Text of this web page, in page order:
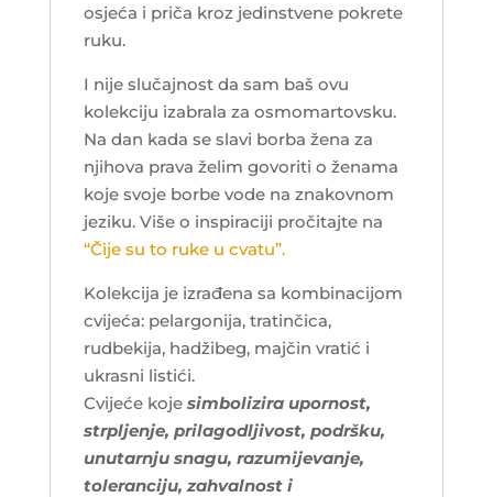
osjeća i priča kroz jedinstvene pokrete
ruku.
I nije slučajnost da sam baš ovu
kolekciju izabrala za osmomartovsku.
Na dan kada se slavi borba žena za
njihova prava želim govoriti o ženama
koje svoje borbe vode na znakovnom
jeziku. Više o inspiraciji pročitajte na
“Čije su to ruke u cvatu”.
Kolekcija je izrađena sa kombinacijom
cvijeća: pelargonija, tratinčica,
rudbekija, hadžibeg, majčin vratić i
ukrasni listići.
Cvijeće koje simbolizira upornost,
strpljenje, prilagodljivost, podršku,
unutarnju snagu, razumijevanje,
toleranciju, zahvalnost i